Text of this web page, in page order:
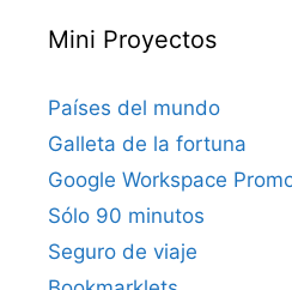
Mini Proyectos
Países del mundo
Galleta de la fortuna
Google Workspace
Sólo 90 minutos
Seguro de viaje